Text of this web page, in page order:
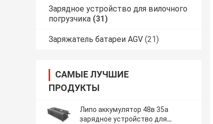
Зарядное устройство для вилочного
погрузчика (31)
Заряжатель батареи AGV (21)
САМЫЕ ЛУЧШИЕ
ПРОДУКТЫ
Липо аккумулятор 48в 35а
зарядное устройство для